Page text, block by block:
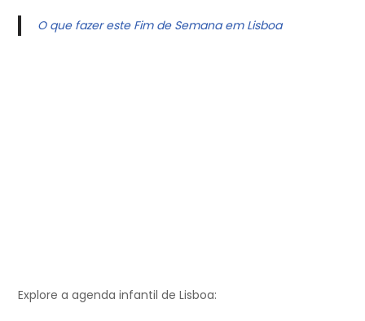
O que fazer este Fim de Semana em Lisboa
Explore a agenda infantil de Lisboa: